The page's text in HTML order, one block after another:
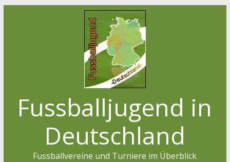
Fussballjugend in
Deutschland
Fussballvereine und Turniere im Überblick